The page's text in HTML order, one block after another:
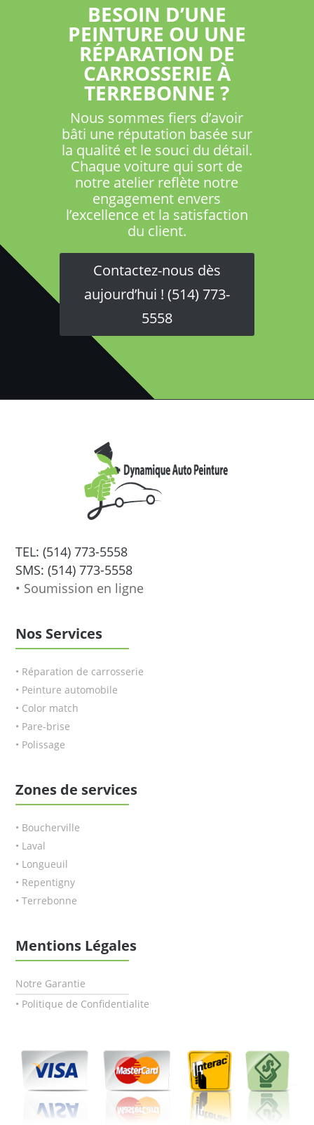
BESOIN D’UNE
PEINTURE OU UNE
RÉPARATION DE
CARROSSERIE À
TERREBONNE ?
Nous sommes fiers d’avoir
bâti une réputation basée sur
la qualité et le souci du détail.
Chaque voiture qui sort de
notre atelier reflète notre
engagement envers
l’excellence et la satisfaction
du client.
Contactez-nous dès
aujourd’hui ! (514) 773-
5558
TEL: (514) 773-5558
SMS: (514) 773-5558
• Soumission en ligne
Nos Services
• Réparation de carrosserie
• Peinture automobile
• Color match
• Pare-brise
• Polissage
Zones de services
• Boucherville
• Laval
• Longueuil
• Repentigny
• Terrebonne
Mentions Légales
Notre Garantie
• Politique de Confidentialite